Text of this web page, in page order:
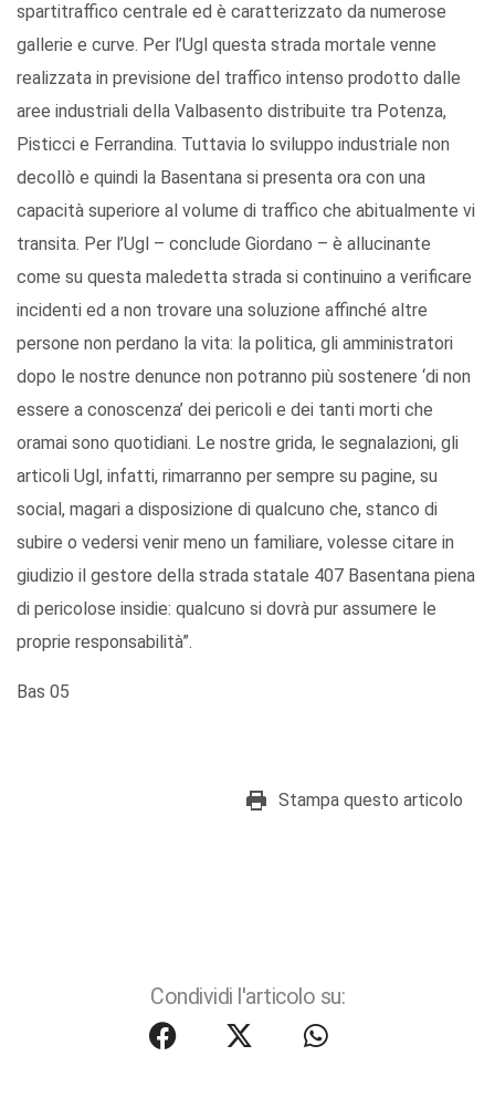
spartitraffico centrale ed è caratterizzato da numerose
gallerie e curve. Per l’Ugl questa strada mortale venne
realizzata in previsione del traffico intenso prodotto dalle
aree industriali della Valbasento distribuite tra Potenza,
Pisticci e Ferrandina. Tuttavia lo sviluppo industriale non
decollò e quindi la Basentana si presenta ora con una
capacità superiore al volume di traffico che abitualmente vi
transita. Per l’Ugl – conclude Giordano – è allucinante
come su questa maledetta strada si continuino a verificare
incidenti ed a non trovare una soluzione affinché altre
persone non perdano la vita: la politica, gli amministratori
dopo le nostre denunce non potranno più sostenere ‘di non
essere a conoscenza’ dei pericoli e dei tanti morti che
oramai sono quotidiani. Le nostre grida, le segnalazioni, gli
articoli Ugl, infatti, rimarranno per sempre su pagine, su
social, magari a disposizione di qualcuno che, stanco di
subire o vedersi venir meno un familiare, volesse citare in
giudizio il gestore della strada statale 407 Basentana piena
di pericolose insidie: qualcuno si dovrà pur assumere le
proprie responsabilità”.
Bas 05
Stampa questo articolo
Condividi l'articolo su: